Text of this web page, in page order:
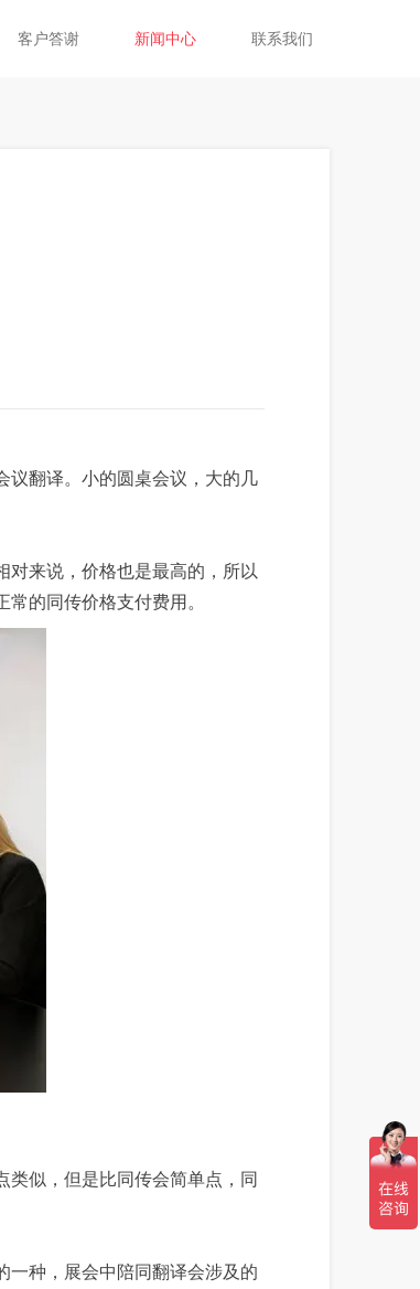
客户答谢 新闻中心 联系我们
翻译。小的圆桌会议，大的几
来说，价格也是最高的，所以
的同传价格支付费用。
似，但是比同传会简单点，同
种，展会中陪同翻译会涉及的